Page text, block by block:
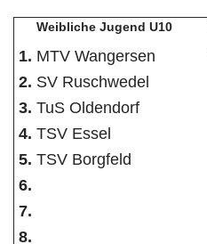
Weibliche Jugend U10
1. MTV Wangersen
2. SV Ruschwedel
3. TuS Oldendorf
4. TSV Essel
5. TSV Borgfeld
6.
7.
8.